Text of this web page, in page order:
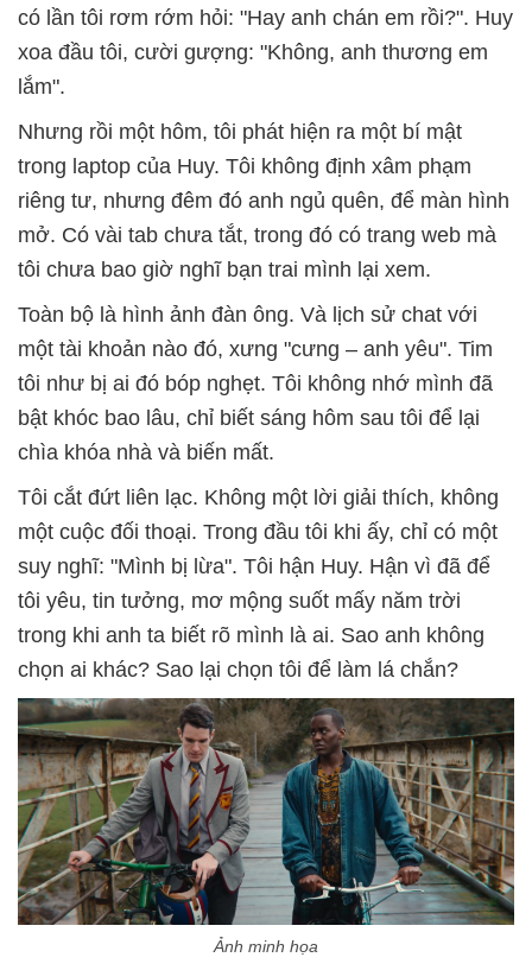
có lần tôi rơm rớm hỏi: "Hay anh chán em rồi?". Huy
xoa đầu tôi, cười gượng: "Không, anh thương em
lắm".
Nhưng rồi một hôm, tôi phát hiện ra một bí mật
trong laptop của Huy. Tôi không định xâm phạm
riêng tư, nhưng đêm đó anh ngủ quên, để màn hình
mở. Có vài tab chưa tắt, trong đó có trang web mà
tôi chưa bao giờ nghĩ bạn trai mình lại xem.
Toàn bộ là hình ảnh đàn ông. Và lịch sử chat với
một tài khoản nào đó, xưng "cưng – anh yêu". Tim
tôi như bị ai đó bóp nghẹt. Tôi không nhớ mình đã
bật khóc bao lâu, chỉ biết sáng hôm sau tôi để lại
chìa khóa nhà và biến mất.
Tôi cắt đứt liên lạc. Không một lời giải thích, không
một cuộc đối thoại. Trong đầu tôi khi ấy, chỉ có một
suy nghĩ: "Mình bị lừa". Tôi hận Huy. Hận vì đã để
tôi yêu, tin tưởng, mơ mộng suốt mấy năm trời
trong khi anh ta biết rõ mình là ai. Sao anh không
chọn ai khác? Sao lại chọn tôi để làm lá chắn?
Ảnh minh họa